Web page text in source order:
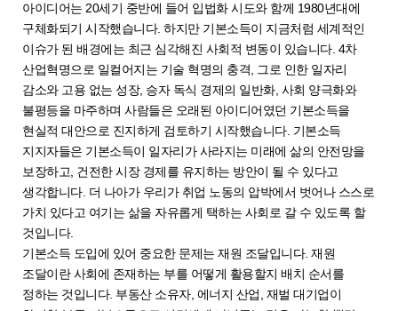
아이디어는 20세기 중반에 들어 입법화 시도와 함께 1980년대에
구체화되기 시작했습니다. 하지만 기본소득이 지금처럼 세계적인
이슈가 된 배경에는 최근 심각해진 사회적 변동이 있습니다. 4차
산업혁명으로 일컬어지는 기술 혁명의 충격, 그로 인한 일자리
감소와 고용 없는 성장, 승자 독식 경제의 일반화, 사회 양극화와
불평등을 마주하며 사람들은 오래된 아이디어였던 기본소득을
현실적 대안으로 진지하게 검토하기 시작했습니다. 기본소득
지지자들은 기본소득이 일자리가 사라지는 미래에 삶의 안전망을
보장하고, 건전한 시장 경제를 유지하는 방안이 될 수 있다고
생각합니다. 더 나아가 우리가 취업 노동의 압박에서 벗어나 스스로
가치 있다고 여기는 삶을 자유롭게 택하는 사회로 갈 수 있도록 할
것입니다.
기본소득 도입에 있어 중요한 문제는 재원 조달입니다. 재원
조달이란 사회에 존재하는 부를 어떻게 활용할지 배치 순서를
정하는 것입니다. 부동산 소유자, 에너지 산업, 재벌 대기업이